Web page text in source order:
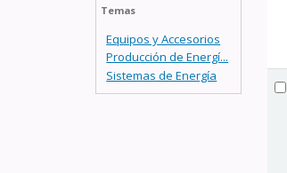
Temas
Equipos y Accesorios
Producción de Energí...
Sistemas de Energía